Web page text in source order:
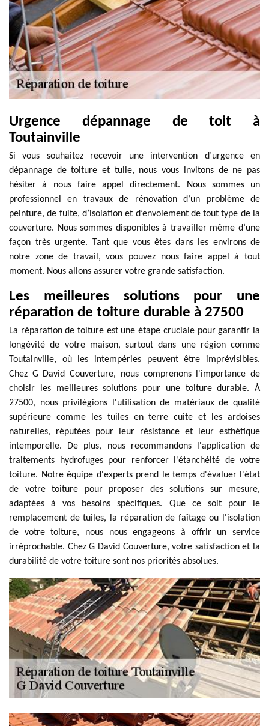
Urgence dépannage de toit à
Toutainville
Si vous souhaitez recevoir une intervention d’urgence en
dépannage de toiture et tuile, nous vous invitons de ne pas
hésiter à nous faire appel directement. Nous sommes un
professionnel en travaux de rénovation d’un problème de
peinture, de fuite, d’isolation et d’envolement de tout type de la
couverture. Nous sommes disponibles à travailler même d’une
façon très urgente. Tant que vous êtes dans les environs de
notre zone de travail, vous pouvez nous faire appel à tout
moment. Nous allons assurer votre grande satisfaction.
Les meilleures solutions pour une
réparation de toiture durable à 27500
La réparation de toiture est une étape cruciale pour garantir la
longévité de votre maison, surtout dans une région comme
Toutainville, où les intempéries peuvent être imprévisibles.
Chez G David Couverture, nous comprenons l'importance de
choisir les meilleures solutions pour une toiture durable. À
27500, nous privilégions l'utilisation de matériaux de qualité
supérieure comme les tuiles en terre cuite et les ardoises
naturelles, réputées pour leur résistance et leur esthétique
intemporelle. De plus, nous recommandons l'application de
traitements hydrofuges pour renforcer l'étanchéité de votre
toiture. Notre équipe d'experts prend le temps d'évaluer l'état
de votre toiture pour proposer des solutions sur mesure,
adaptées à vos besoins spécifiques. Que ce soit pour le
remplacement de tuiles, la réparation de faîtage ou l'isolation
de votre toiture, nous nous engageons à offrir un service
irréprochable. Chez G David Couverture, votre satisfaction et la
durabilité de votre toiture sont nos priorités absolues.